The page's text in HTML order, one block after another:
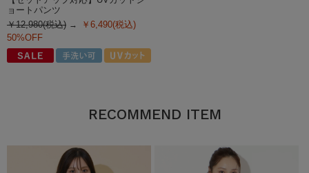
ョートパンツ
￥12,980(税込)
￥6,490(税込)
50%OFF
RECOMMEND ITEM